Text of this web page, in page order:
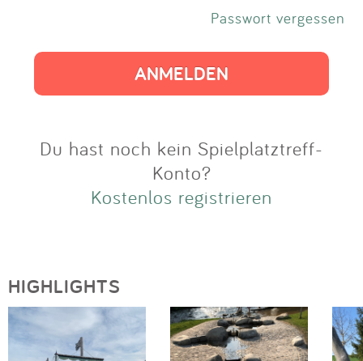
Passwort vergessen
Du hast noch kein Spielplatztreff-
Konto?
Kostenlos registrieren
HIGHLIGHTS